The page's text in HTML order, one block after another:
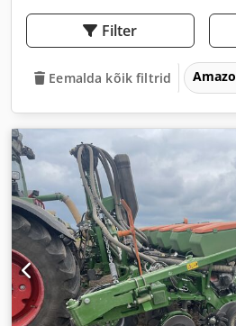
Filter
Eemalda kõik filtrid